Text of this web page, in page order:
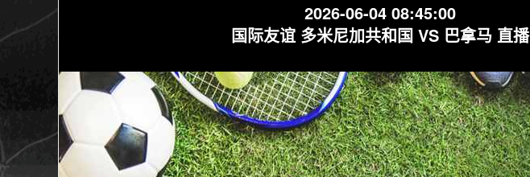
2026-06-04 08:45:00
国际友谊 多米尼加共和国 VS 巴拿马 直播